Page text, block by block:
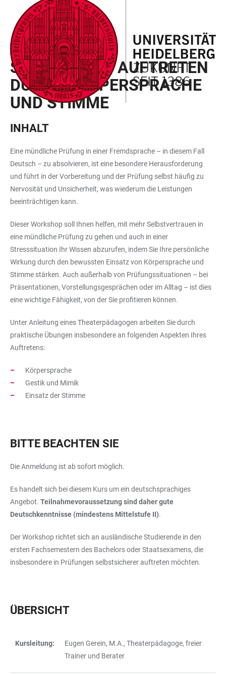
LINKS
ZUR
BARRIEREFREIHEIT
ZUM
HAUPTINHALT
HAUPTNAVIGATION
ÖFFNEN
WEBSEITENSUCHE
ÖFFNEN
WORKSHOP
SOUVERÄNES AUFTRETEN
DURCH KÖRPERSPRACHE
UND STIMME
INHALT
Eine mündliche Prüfung in einer Fremdsprache – in diesem Fall
Deutsch – zu absolvieren, ist eine besondere Herausforderung
und führt in der Vorbereitung und der Prüfung selbst häufig zu
Nervosität und Unsicherheit, was wiederum die Leistungen
beeinträchtigen kann.
Dieser Workshop soll Ihnen helfen, mit mehr Selbstvertrauen in
eine mündliche Prüfung zu gehen und auch in einer
Stresssituation Ihr Wissen abzurufen, indem Sie Ihre persönliche
Wirkung durch den bewussten Einsatz von Körpersprache und
Stimme stärken. Auch außerhalb von Prüfungssituationen – bei
Präsentationen, Vorstellungsgesprächen oder im Alltag – ist dies
eine wichtige Fähigkeit, von der Sie profitieren können.
Unter Anleitung eines Theaterpädagogen arbeiten Sie durch
praktische Übungen insbesondere an folgenden Aspekten Ihres
Auftretens:
Körpersprache
Gestik und Mimik
Einsatz der Stimme
BITTE BEACHTEN SIE
Die Anmeldung ist ab sofort möglich.
Es handelt sich bei diesem Kurs um ein deutschsprachiges
Angebot. Teilnahmevoraussetzung sind daher gute
Deutschkenntnisse (mindestens Mittelstufe II).
Der Workshop richtet sich an ausländische Studierende in den
ersten Fachsemestern des Bachelors oder Staatsexamens, die
insbesondere in Prüfungen selbstsicherer auftreten möchten.
ÜBERSICHT
Kursleitung:
Eugen Gerein, M.A., Theaterpädagoge, freier
Trainer und Berater